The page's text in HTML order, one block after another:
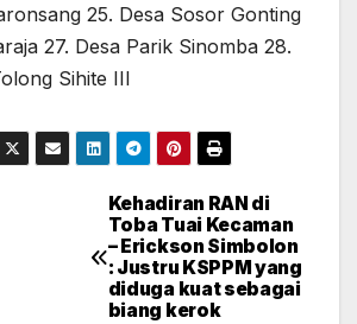
25. Desa Sosor Gonting
27. Desa Parik Sinomba 28.
Sihite III
Kehadiran RAN di
Toba Tuai Kecaman
– Erickson Simbolon
: Justru KSPPM yang
diduga kuat sebagai
biang kerok